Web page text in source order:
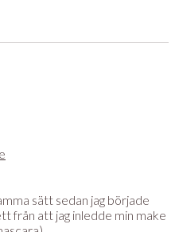
sätt sedan jag började
från att jag inledde min make